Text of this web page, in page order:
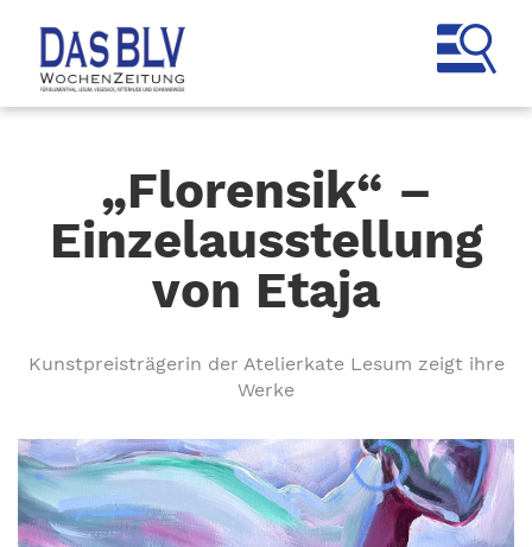
„Florensik“ –
Einzelausstellung
von Etaja
Kunstpreisträgerin der Atelierkate Lesum zeigt ihre
Werke